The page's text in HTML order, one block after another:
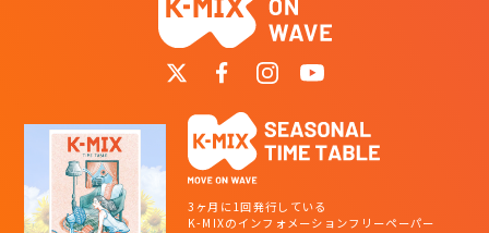
3ヶ月に1回発行している
K-MIXのインフォメーションフリーペーパー